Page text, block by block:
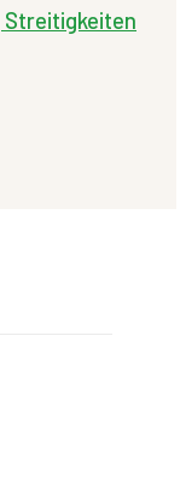
Streitigkeiten